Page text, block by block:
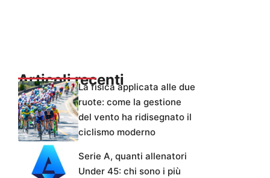
Articoli recentiLa fisica applicata alle due
ruote: come la gestione
del vento ha ridisegnato il
ciclismo moderno
Serie A, quanti allenatori
Under 45: chi sono i più